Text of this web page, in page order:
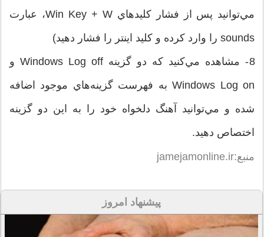
مي‌توانيد پس از فشار كليدهاي Win Key + W، عبارت
sounds را وارد كرده و كليد اينتر را فشار دهيد)
8- مشاهده مي‌كنيد كه دو گزينه Windows Log off و
Windows Log on به فهرست گزينه‌هاي موجود اضافه
شده و مي‌توانيد آهنگ دلخواه خود را به اين دو گزينه
اختصاص دهيد.
منبع:jamejamonline.ir
پیشنهاد امروز